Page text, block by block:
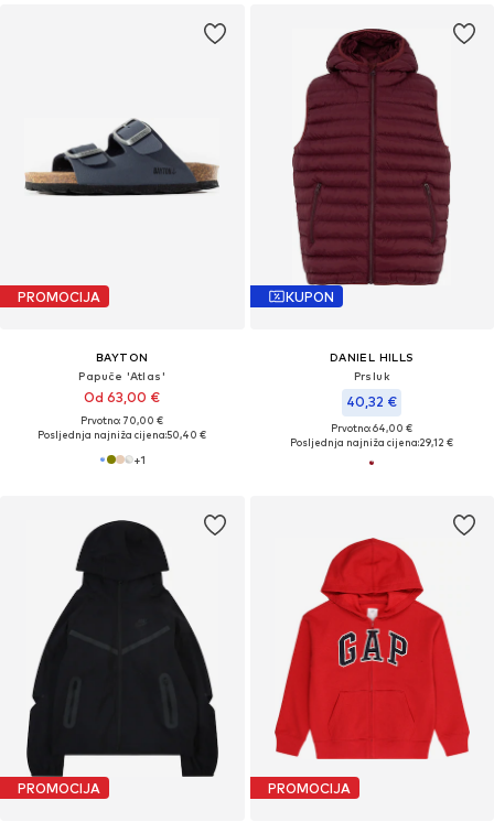
PROMOCIJA
BAYTON
Papuče 'Atlas'
Od 63,00 €
Prvotno: 70,00 €
Posljednja najniža cijena:50,40 €
+1
KUPON
DANIEL HILLS
Prsluk
40,32 €
Prvotno: 64,00 €
Posljednja najniža cijena:29,12 €
PROMOCIJA PROMOCIJA